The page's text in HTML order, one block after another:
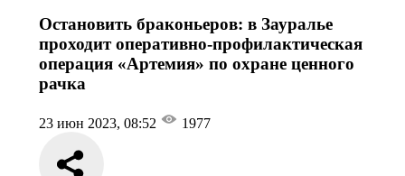
Остановить браконьеров: в Зауралье
проходит оперативно-профилактическая
операция «Артемия» по охране ценного
рачка
23 июн 2023, 08:52 1977